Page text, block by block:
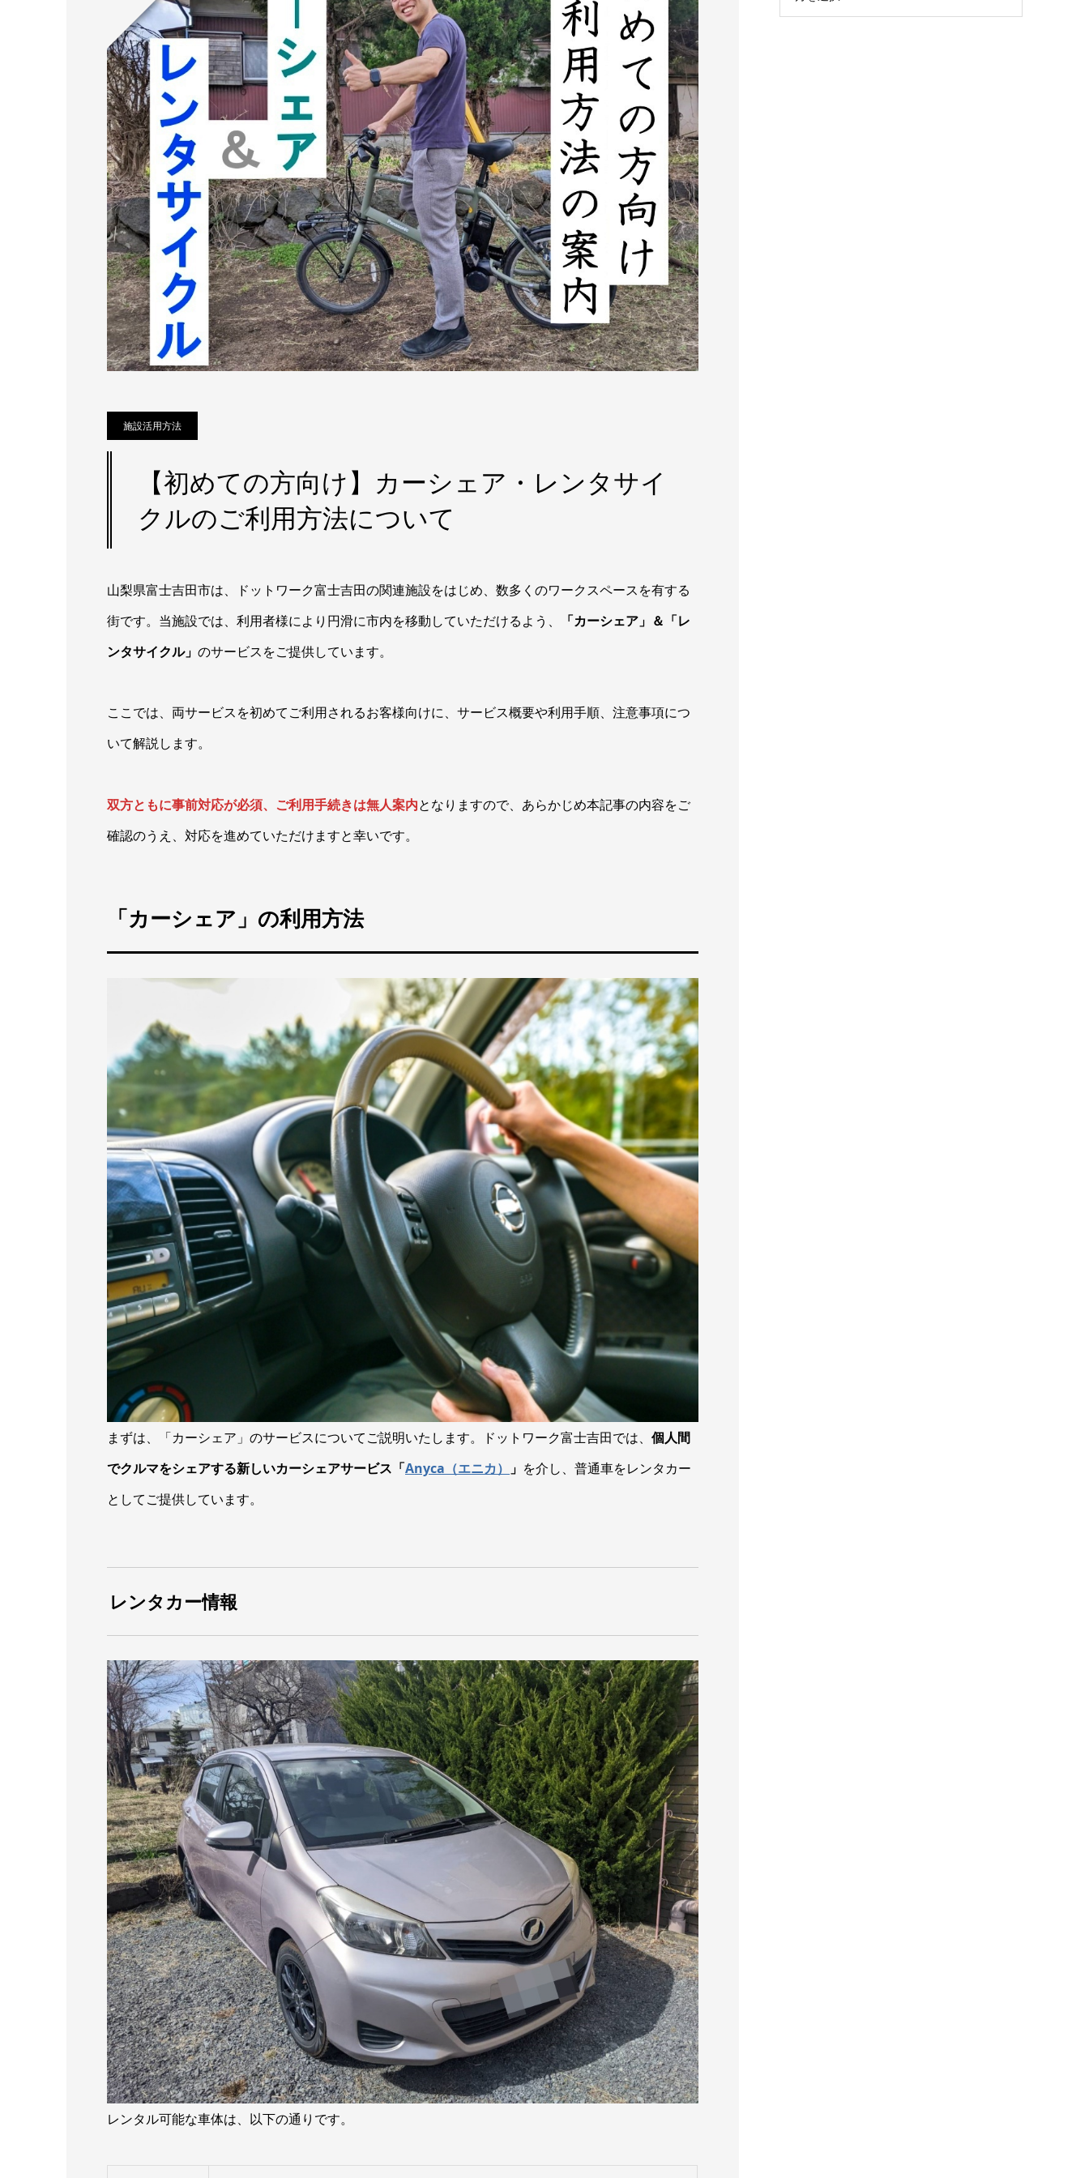
施設活用方法
【初めての方向け】カーシェア・レンタサイ
クルのご利用方法について
山梨県富士吉田市は、ドットワーク富士吉田の関連施設をはじめ、数多くのワークスペースを有する
街です。当施設では、利用者様により円滑に市内を移動していただけるよう、
「カーシェア」＆「レ
ンタサイクル」 のサービスをご提供しています。
ここでは、両サービスを初めてご利用されるお客様向けに、サービス概要や利用手順、注意事項につ
いて解説します。
双方ともに事前対応が必須、ご利用手続きは無人案内となりますので、あらかじめ本記事の内容をご
確認のうえ、対応を進めていただけますと幸いです。
「カーシェア」の利用方法
まずは、「カーシェア」のサービスについてご説明いたします。ドットワーク富士吉田では、 個人間
でクルマをシェアする新しいカーシェアサービス「Anyca（エニカ） 」 を介し、普通車をレンタカー
としてご提供しています。
レンタカー情報
レンタル可能な車体は、以下の通りです。